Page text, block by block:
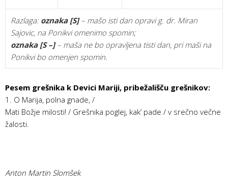
Razlaga: oznaka [S]– mašo isti dan opravi g. dr. Miran
Sajovic, na Ponikvi omenimo spomin;
oznaka [S–]– maša ne bo oprav­ljena tisti dan, pri maši na
Ponikvi bo omenjen spomin.
Pesem grešnika k Devici Mariji, pribežališču grešnikov:
1. O Marija, polna gnade, /
Mati Božje milosti! / Grešnika poglej, kak’ pade / v srečno večne
žalosti.
Anton Martin Slomšek